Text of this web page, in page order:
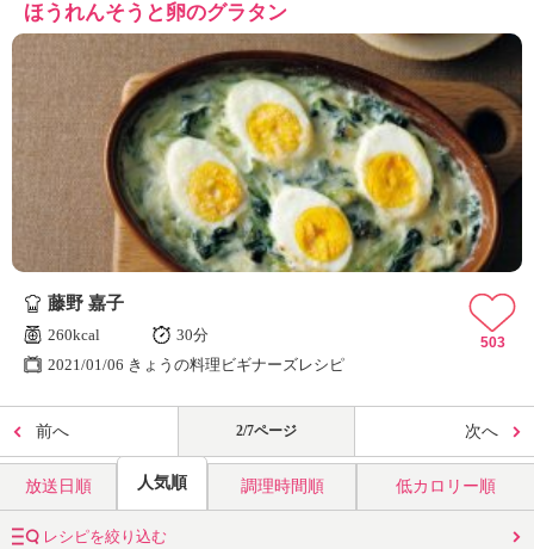
ほうれんそうと卵のグラタン
藤野 嘉子
260kcal
30分
2021/01/06 きょうの料理ビギナーズレシピ
503
前へ 2/7ページ 次へ
放送日順 人気順 調理時間順 低カロリー順
レシピを絞り込む